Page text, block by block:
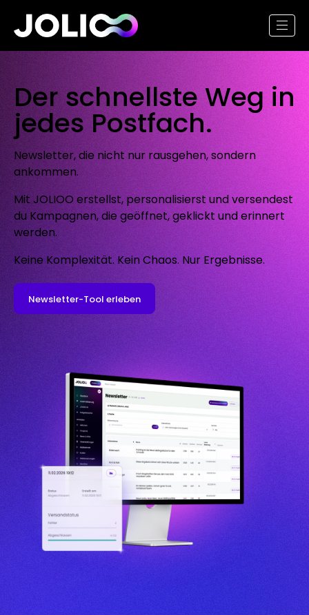
Der schnellste Weg in
jedes Postfach.
Newsletter, die nicht nur rausgehen, sondern
ankommen.
Mit JOLIOO erstellst, personalisierst und versendest
du Kampagnen, die geöffnet, geklickt und erinnert
werden.
Keine Komplexität. Kein Chaos. Nur Ergebnisse.
Newsletter-Tool erleben